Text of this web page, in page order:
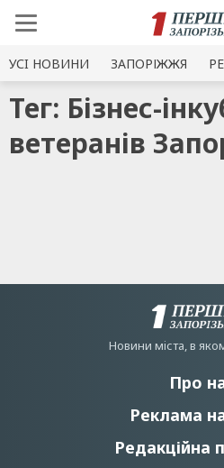
УСI НОВИНИ ЗАПОРІЖЖЯ
Тег: Бізнес-
ветеранів
Новини мiста, в
Про
Реклама
Редакційна